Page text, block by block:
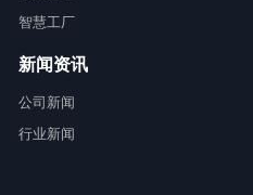
智慧工厂
新闻资讯
公司新闻
行业新闻